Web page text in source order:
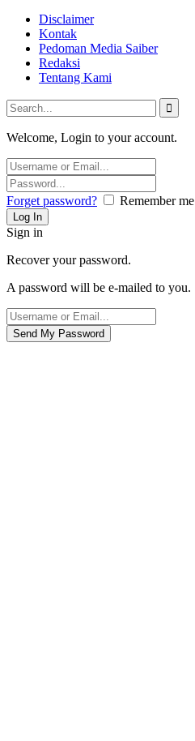
Disclaimer
Kontak
Pedoman Media Saiber
Redaksi
Tentang Kami
Welcome, Login to your account.
Forget password? Remember me
Sign in
Recover your password.
A password will be e-mailed to you.